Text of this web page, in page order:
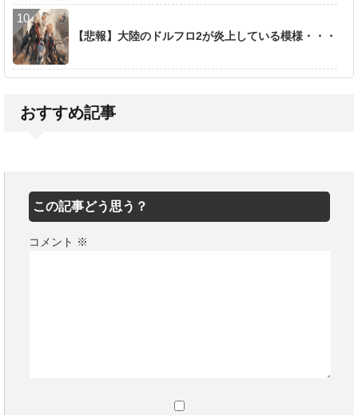
【悲報】大陸のドルフロ2が炎上している模様・・・
おすすめ記事
この記事どう思う？
コメント ※